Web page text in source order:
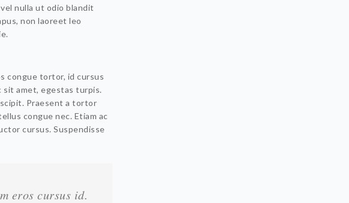
nulla ut odio blandit
non laoreet leo
congue tortor, id cursus
sit amet, egestas turpis.
Praesent a tortor
congue nec. Etiam ac
cursus. Suspendisse
eros cursus id.